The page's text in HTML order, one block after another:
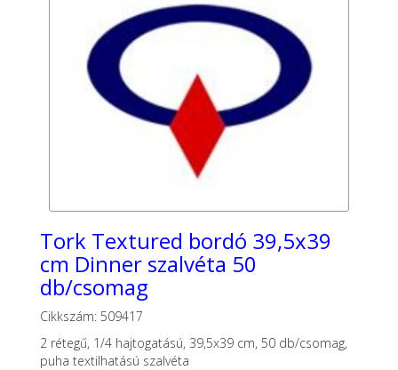
Tork Textured bordó 39,5x39
cm Dinner szalvéta 50
db/csomag
Cikkszám: 509417
2 rétegű, 1/4 hajtogatású, 39,5x39 cm, 50 db/csomag,
puha textilhatású szalvéta